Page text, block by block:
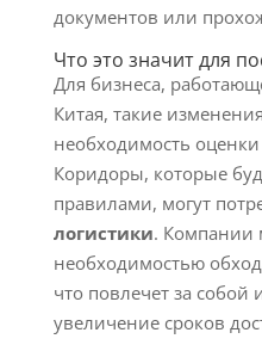
документов или
Что это значит для
Для бизнеса,
Китая, такие
необходимость
Коридоры, которые
правилами, могут
логистики. Компании
необходимостью
что повлечет за собой
увеличение сроков